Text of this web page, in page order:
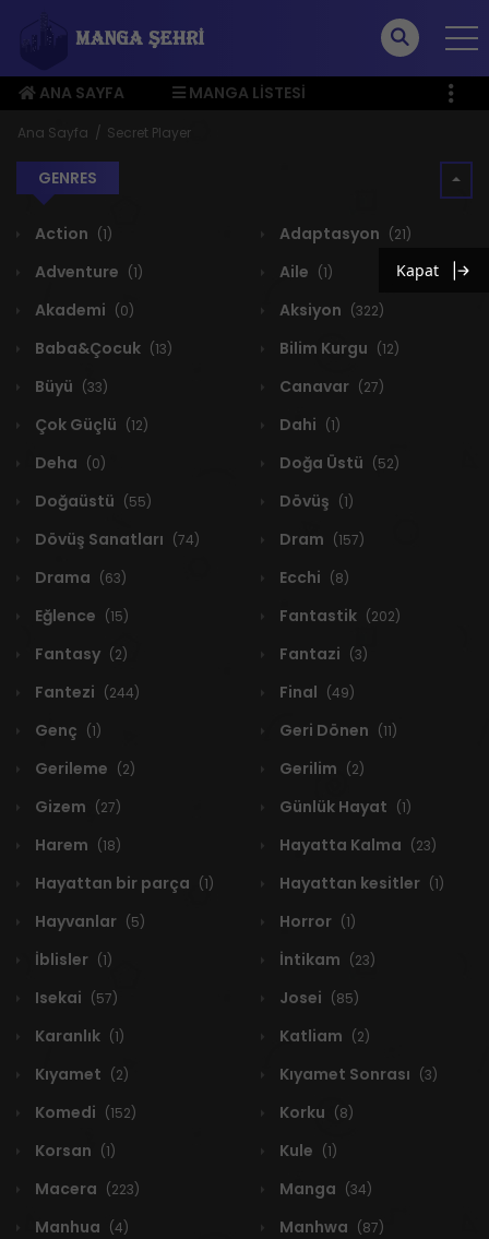
ANA SAYFA
MANGA LISTESI
ÜYE MENÜSÜ
Ana Sayfa Secret Player
GENRES
Action (1) Adaptasyon (21)
Adventure (1) Aile (1)
Akademi (0) Aksiyon (322)
Baba&Çocuk (13) Bilim Kurgu (12)
Büyü (33) Canavar (27)
Çok Güçlü (12) Dahi (1)
Deha (0) Doğa Üstü (52)
Doğaüstü (55) Dövüş (1)
Dövüş Sanatları (74) Dram (157)
Drama (63) Ecchi (8)
Eğlence (15) Fantastik (202)
Fantasy (2) Fantazi (3)
Fantezi (244) Final (49)
Genç (1) Geri Dönen (11)
Gerileme (2) Gerilim (2)
Gizem (27) Günlük Hayat (1)
Harem (18) Hayatta Kalma (23)
Hayattan bir parça (1) Hayattan kesitler (1)
Hayvanlar (5) Horror (1)
İblisler (1) İntikam (23)
Isekai (57) Josei (85)
Karanlık (1) Katliam (2)
Kıyamet (2) Kıyamet Sonrası (3)
Komedi (152) Korku (8)
Korsan (1) Kule (1)
Macera (223) Manga (34)
Manhua (4) Manhwa (87)
Kapat